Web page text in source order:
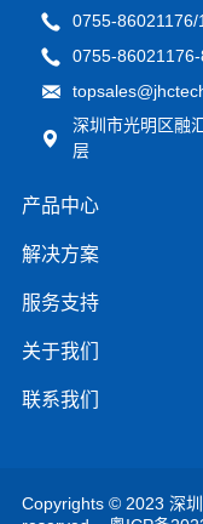
0755-
0755-86021176-
深圳市光明区融
层
产品中心
解决方案
服务支持
关于我们
联系我们
Copyrights © 2023 深